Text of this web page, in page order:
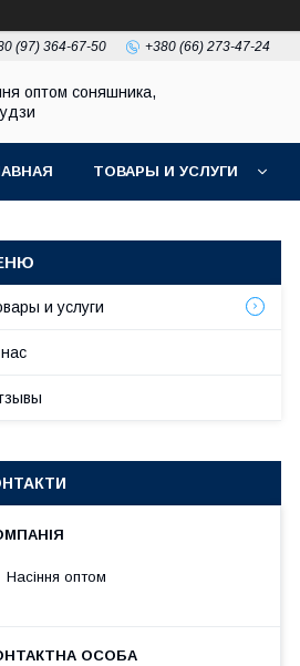
(97) 364-67-50 +380 (66) 273-47-24
оптом соняшника,
ТОВАРЫ И УСЛУГИ
и услуги
Насіння оптом